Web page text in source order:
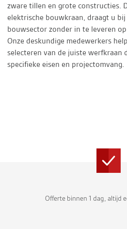
zware tillen en grote constructies.
elektrische bouwkraan, draagt u
bouwsector zonder in te leveren
Onze deskundige medewerkers
selecteren van de juiste werfkraan
specifieke eisen en projectomvang.
Offerte binnen 1 dag, altijd